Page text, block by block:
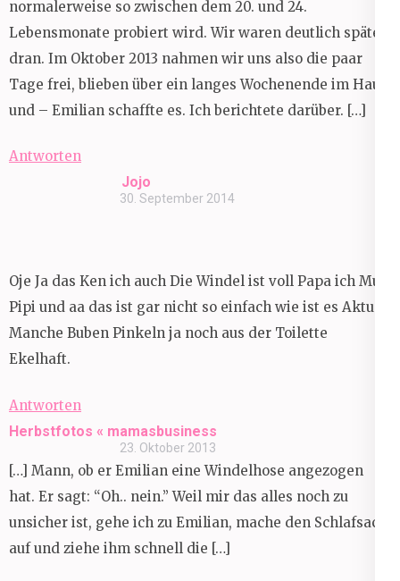
normalerweise so zwischen dem 20. und 24.
Lebensmonate probiert wird. Wir waren deutlich später
dran. Im Oktober 2013 nahmen wir uns also die paar
Tage frei, blieben über ein langes Wochenende im Haus
und – Emilian schaffte es. Ich berichtete darüber. […]
Antworten
Jojo
30. September 2014
Oje Ja das Ken ich auch Die Windel ist voll Papa ich Mus
Pipi und aa das ist gar nicht so einfach wie ist es Aktuell
Manche Buben Pinkeln ja noch aus der Toilette
Ekelhaft.
Antworten
Herbstfotos « mamasbusiness
23. Oktober 2013
[…] Mann, ob er Emilian eine Windelhose angezogen
hat. Er sagt: “Oh.. nein.” Weil mir das alles noch zu
unsicher ist, gehe ich zu Emilian, mache den Schlafsack
auf und ziehe ihm schnell die […]